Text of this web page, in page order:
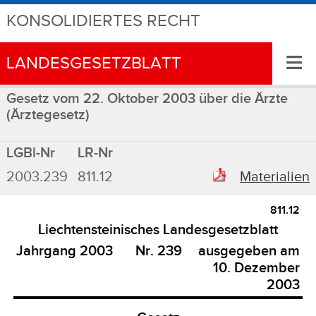
KONSOLIDIERTES RECHT
LANDESGESETZBLATT ≡
Gesetz vom 22. Oktober 2003 über die Ärzte
(Ärztegesetz)
LGBl-Nr
LR-Nr
2003.239
811.12 Materialien